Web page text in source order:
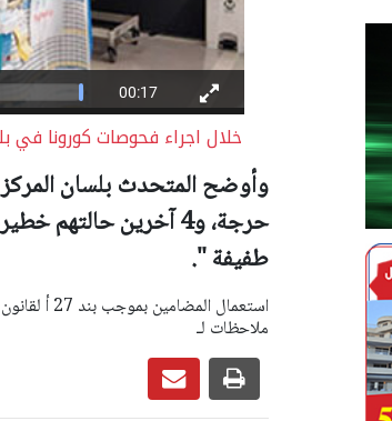
خلال اجراء فحوصات كورونا في
طفيفة ".
ملاحظات لـ